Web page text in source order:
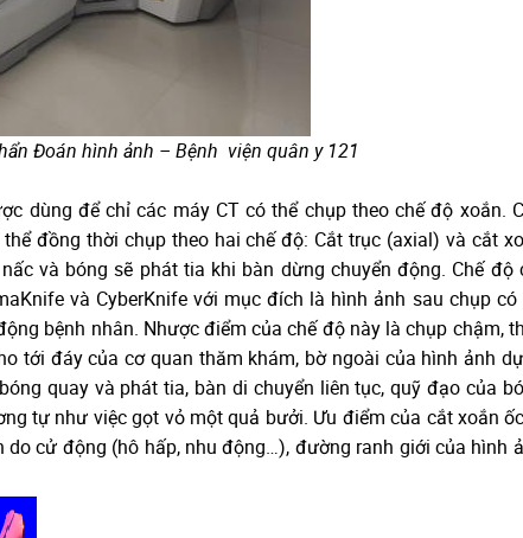
Đoán hình ảnh – Bệnh viện quân y 121
dùng để chỉ các máy CT có thể chụp theo chế độ xoắn.
đồng thời chụp theo hai chế độ: Cắt trục (axial) và cắt
và bóng sẽ phát tia khi bàn dừng chuyển động. Chế độ
và CyberKnife với mục đích là hình ảnh sau chụp có
bệnh nhân. Nhược điểm của chế độ này là chụp chậm,
tới đáy của cơ quan thăm khám, bờ ngoài của hình ảnh
quay và phát tia, bàn di chuyển liên tục, quỹ đạo của
tự như việc gọt vỏ một quả bưởi. Ưu điểm của cắt xoắn
cử động (hô hấp, nhu động…), đường ranh giới của hình